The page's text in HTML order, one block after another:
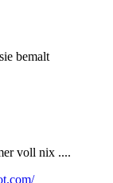
bemalt
voll nix ....